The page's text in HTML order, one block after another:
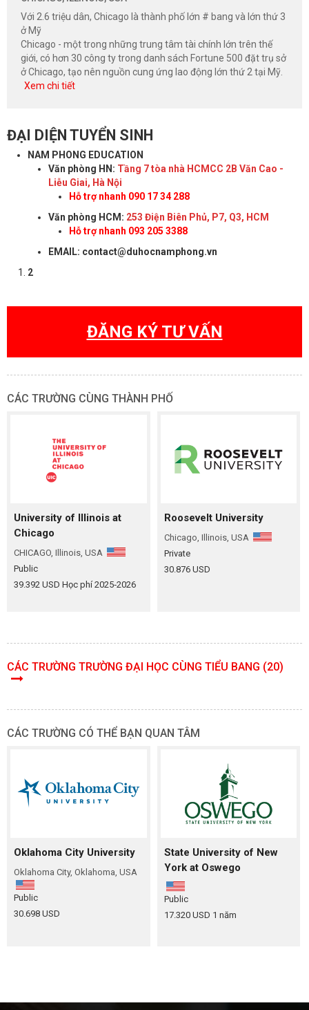
Với 2.6 triệu dân, Chicago là thành phố lớn # bang và lớn thứ 3
ở Mỹ
Chicago - một trong những trung tâm tài chính lớn trên thế
giới, có hơn 30 công ty trong danh sách Fortune 500 đặt trụ sở
ở Chicago, tạo nên nguồn cung ứng lao động lớn thứ 2 tại Mỹ.
Xem chi tiết
ĐẠI DIỆN TUYỂN SINH
NAM PHONG EDUCATION
Văn phòng HN: Tầng 7 tòa nhà HCMCC 2B Văn Cao -
Liễu Giai, Hà Nội
Hỗ trợ nhanh 090 17 34 288
Văn phòng HCM: 253 Điện Biên Phủ, P7, Q3, HCM
Hỗ trợ nhanh 093 205 3388
EMAIL: contact@duhocnamphong.vn
2
ĐĂNG KÝ TƯ VẤN
CÁC TRƯỜNG CÙNG THÀNH PHỐ
University of Illinois at
Chicago
CHICAGO, Illinois, USA
Public
39.392 USD Học phí 2025‑2026
Roosevelt University
Chicago, Illinois, USA
Private
30.876 USD
CÁC TRƯỜNG TRƯỜNG ĐẠI HỌC CÙNG TIỂU BANG (20)
CÁC TRƯỜNG CÓ THỂ BẠN QUAN TÂM
Oklahoma City University
Oklahoma City, Oklahoma, USA
Public
30.698 USD
State University of New
York at Oswego
Public
17.320 USD 1 năm